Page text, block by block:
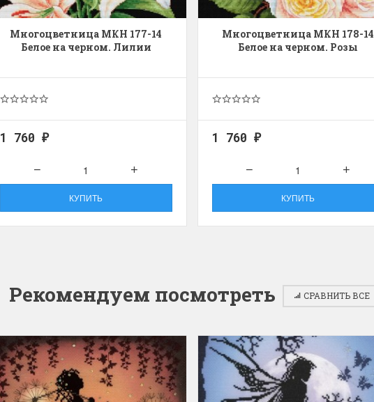
Многоцветница МКН 177-14
Белое на черном. Лилии
1 760 ₽
КУПИТЬ
Многоцветница МКН 178-14
Белое на черном. Розы
1 760 ₽
КУПИТЬ
Рекомендуем посмотреть СРАВНИТЬ ВСЕ